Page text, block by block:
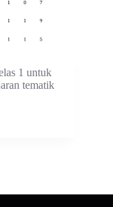
1 untuk
tematik